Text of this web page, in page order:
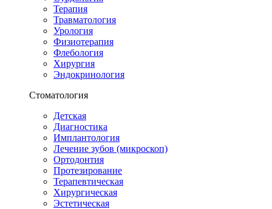
Терапия
Травматология
Урология
Физиотерапия
Флебология
Хирургия
Эндокринология
Стоматология
Детская
Диагностика
Имплантология
Лечение зубов (микроскоп)
Ортодонтия
Протезирование
Терапевтическая
Хирургическая
Эстетическая